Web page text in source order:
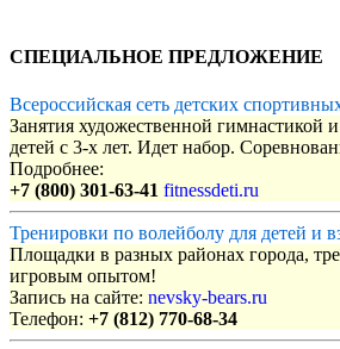
СПЕЦИАЛЬНОЕ ПРЕДЛОЖЕНИЕ
Всероссийская сеть детских
Занятия художественной гимнастикой
детей с 3-х лет. Идет набор.
Подробнее:
+7 (800) 301-63-41 fitnessdeti.ru
Тренировки по волейболу для детей и
Площадки в разных районах города,
игровым опытом!
Запись на сайте: nevsky-bears.ru
Телефон: +7 (812) 770-68-34